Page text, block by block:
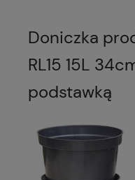
Doniczka
RL15 15L
podstawką